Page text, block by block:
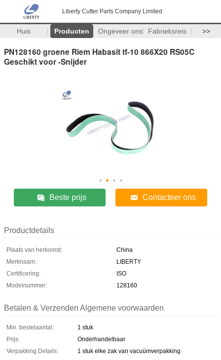
Liberty Cutter Parts Company Limited
Huis Producten Ongeveer ons Fabrieksreis >>
PN128160 groene Riem Habasit tf-10 866X20 RS05C
Geschikt voor -Snijder
Beste prijs Contacteer ons
Productdetails
Plaats van herkomst:
China
Merknaam:
LIBERTY
Certificering:
ISO
Modelnummer:
128160
Betalen & Verzenden Algemene voorwaarden
Min. bestelaantal:
1 stuk
Prijs:
Onderhandelbaar
Verpakking Details:
1 stuk elke zak van vacuümverpakking